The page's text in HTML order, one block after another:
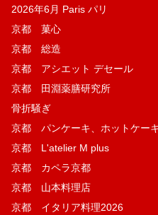
2026年6月 Paris パリ
京都 菓​心
京都 総造
京都 アシエット デセール
京都 田淵薬膳研究所
骨折騒ぎ
京都 パンケーキ、ホットケー
京都 L'atelier M plus
京都 カペラ京都
京都 山本料理店
京都 イタリア料理2026